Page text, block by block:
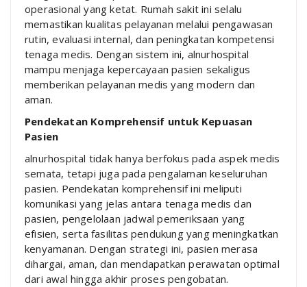
operasional yang ketat. Rumah sakit ini selalu
memastikan kualitas pelayanan melalui pengawasan
rutin, evaluasi internal, dan peningkatan kompetensi
tenaga medis. Dengan sistem ini, alnurhospital
mampu menjaga kepercayaan pasien sekaligus
memberikan pelayanan medis yang modern dan
aman.
Pendekatan Komprehensif untuk Kepuasan
Pasien
alnurhospital tidak hanya berfokus pada aspek medis
semata, tetapi juga pada pengalaman keseluruhan
pasien. Pendekatan komprehensif ini meliputi
komunikasi yang jelas antara tenaga medis dan
pasien, pengelolaan jadwal pemeriksaan yang
efisien, serta fasilitas pendukung yang meningkatkan
kenyamanan. Dengan strategi ini, pasien merasa
dihargai, aman, dan mendapatkan perawatan optimal
dari awal hingga akhir proses pengobatan.